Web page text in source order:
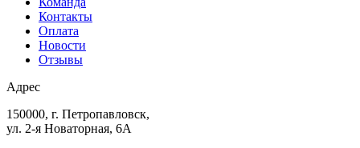
Контакты
Оплата
Новости
Отзывы
Адрес
150000, г. Петропавловск,
ул. 2-я Новаторная, 6А